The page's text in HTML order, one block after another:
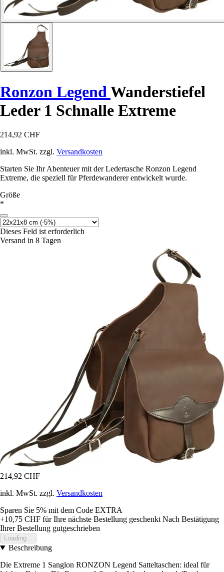
Ronzon Legend Wanderstiefel
Leder 1 Schnalle Extreme
214,92 CHF
inkl. MwSt. zzgl. Versandkosten
Starten Sie Ihr Abenteuer mit der Ledertasche Ronzon Legend
Extreme, die speziell für Pferdewanderer entwickelt wurde.
Größe
*
Dieses Feld ist erforderlich
Versand in 8 Tagen
214,92 CHF
inkl. MwSt. zzgl. Versandkosten
Sparen Sie 5% mit dem Code EXTRA
+10,75 CHF für Ihre nächste Bestellung geschenkt Nach Bestätigung
Ihrer Bestellung gutgeschrieben
Loading...
Beschreibung
Die Extreme 1 Sanglon RONZON Legend Satteltaschen: ideal für